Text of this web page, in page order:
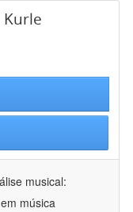
musical:
música